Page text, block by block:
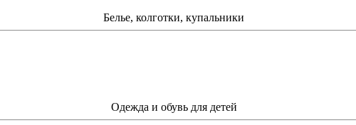
Белье, колготки, купальники
Одежда и обувь для детей